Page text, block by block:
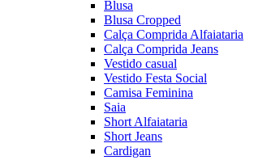
Blusa
Blusa Cropped
Calça Comprida Alfaiataria
Calça Comprida Jeans
Vestido casual
Vestido Festa Social
Camisa Feminina
Saia
Short Alfaiataria
Short Jeans
Cardigan